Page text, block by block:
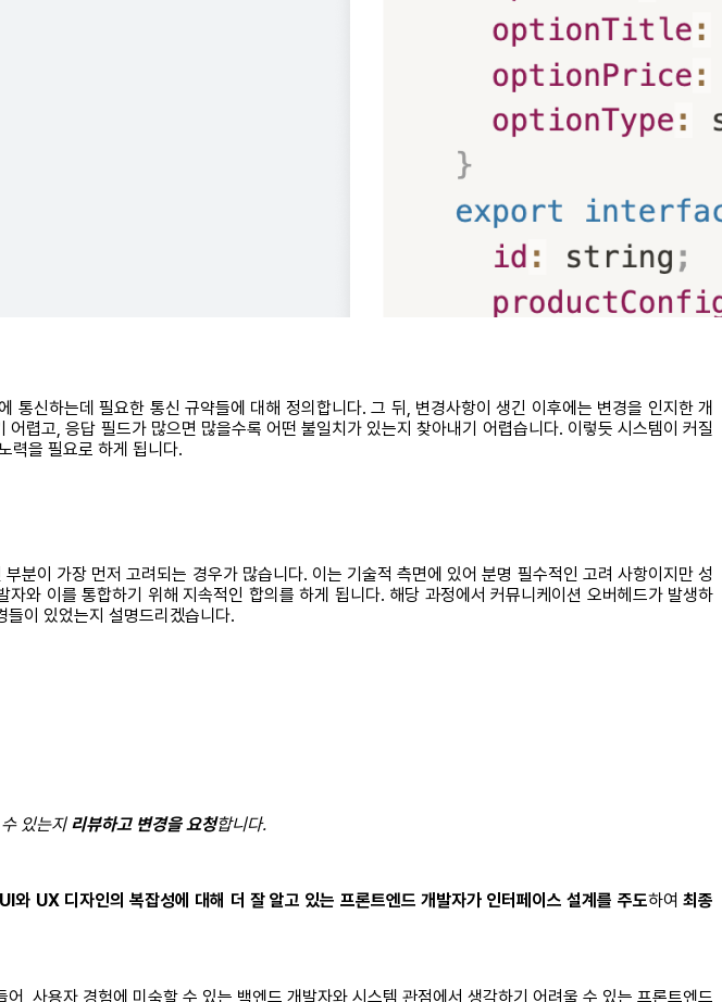
신하는데 필요한 통신 규약들에 대해 정의합니다. 그 뒤, 변경사항이 생긴 이후에는 변경을 인지한 개
렵고, 응답 필드가 많으면 많을수록 어떤 불일치가 있는지 찾아내기 어렵습니다. 이렇듯 시스템이 커질
력을 필요로 하게 됩니다.
분이 가장 먼저 고려되는 경우가 많습니다. 이는 기술적 측면에 있어 분명 필수적인 고려 사항이지만 성
와 이를 통합하기 위해 지속적인 합의를 하게 됩니다. 해당 과정에서 커뮤니케이션 오버헤드가 발생하
이 있었는지 설명드리겠습니다.
있는지 리뷰하고 변경을 요청합니다.
UI와 UX 디자인의 복잡성에 대해 더 잘 알고 있는 프론트엔드 개발자가 인터페이스 설계를 주도하여최종
어, 사용자 경험에 미숙할 수 있는 백엔드 개발자와 시스템 관점에서 생각하기 어려울 수 있는 프론트엔드